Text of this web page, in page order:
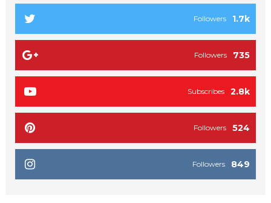
1.7k
Followers
735
Followers
2.8k
Subscribes
524
Followers
849
Followers